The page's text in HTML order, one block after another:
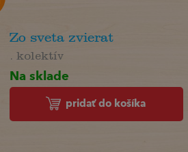
Zo sveta zvierat
. kolektív
Na sklade
pridať do košíka